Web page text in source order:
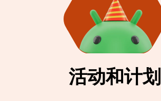
活动和计划